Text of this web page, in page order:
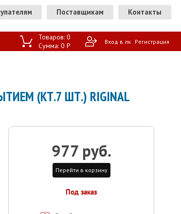
Поставщикам Контакты
Товаров: 0
Сумма: 0 P Вход в лк Регистрация
(КТ.7 ШТ.) RIGINAL
977 руб.
Перейти в корзину
Под заказ